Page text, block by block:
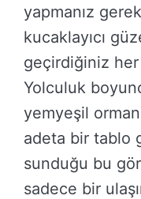
yapmanız
kucaklayıcı
geçirdiğiniz her
Yolculuk
yemyeşil
adeta bir tablo
sunduğu bu
sadece bir